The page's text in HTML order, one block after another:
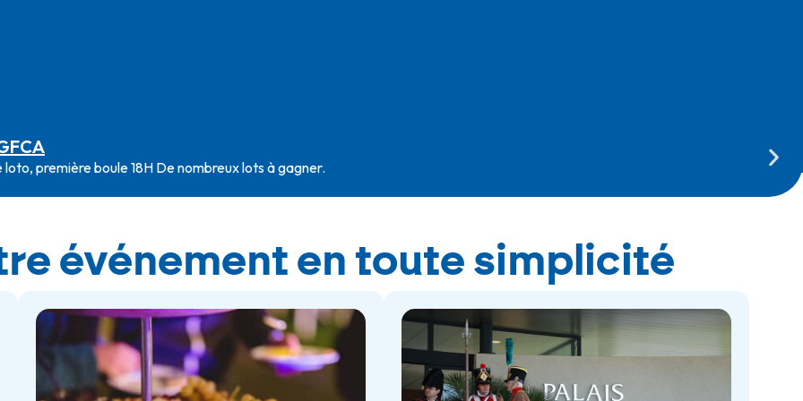
National Mathieu Martinetti 2025
événement en toute simplicité